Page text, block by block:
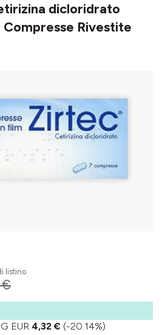
dicloridrato
Rivestite
listino
€
EUR 4,32 € (-20.14%)